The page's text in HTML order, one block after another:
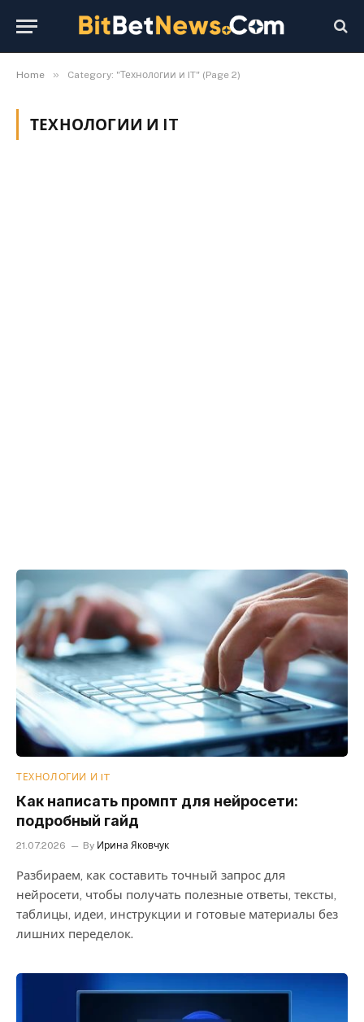
Home » Category: "Технологии и IT" (Page 2)
ТЕХНОЛОГИИ И IT
ТЕХНОЛОГИИ И IT
Как написать промпт для нейросети:
подробный гайд
21.07.2026 By Ирина Яковчук
Разбираем, как составить точный запрос для
нейросети, чтобы получать полезные ответы, тексты,
таблицы, идеи, инструкции и готовые материалы без
лишних переделок.